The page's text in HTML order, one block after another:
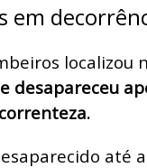
em
localizou
desapareceu
até